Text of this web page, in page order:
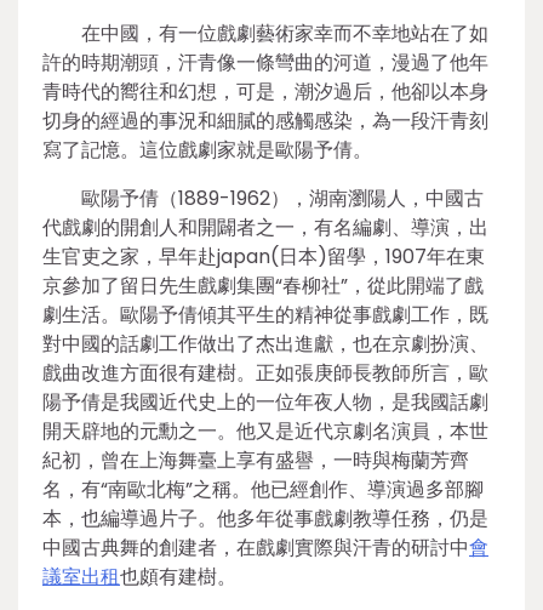
在中國，有一位戲劇藝術家幸而不幸地站在了如
許的時期潮頭，汗青像一條彎曲的河道，漫過了他年
青時代的嚮往和幻想，可是，潮汐過后，他卻以本身
切身的經過的事況和細膩的感觸感染，為一段汗青刻
寫了記憶。這位戲劇家就是歐陽予倩。
歐陽予倩（1889-1962），湖南瀏陽人，中國古
代戲劇的開創人和開闢者之一，有名編劇、導演，出
生官吏之家，早年赴japan(日本)留學，1907年在東
京參加了留日先生戲劇集團“春柳社”，從此開端了戲
劇生活。歐陽予倩傾其平生的精神從事戲劇工作，既
對中國的話劇工作做出了杰出進獻，也在京劇扮演、
戲曲改進方面很有建樹。正如張庚師長教師所言，歐
陽予倩是我國近代史上的一位年夜人物，是我國話劇
開天辟地的元勳之一。他又是近代京劇名演員，本世
紀初，曾在上海舞臺上享有盛譽，一時與梅蘭芳齊
名，有“南歐北梅”之稱。他已經創作、導演過多部腳
本，也編導過片子。他多年從事戲劇教導任務，仍是
中國古典舞的創建者，在戲劇實際與汗青的研討中會
議室出租也頗有建樹。